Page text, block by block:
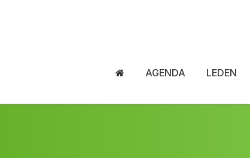
AGENDA LEDEN